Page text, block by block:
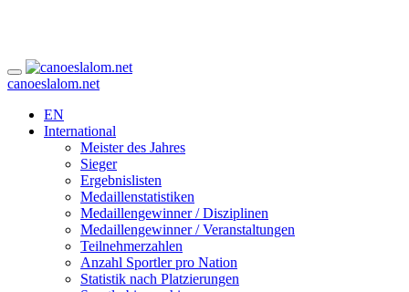
canoeslalom.net
EN
International
Meister des Jahres
Sieger
Ergebnislisten
Medaillenstatistiken
Medaillengewinner / Disziplinen
Medaillengewinner / Veranstaltungen
Teilnehmerzahlen
Anzahl Sportler pro Nation
Statistik nach Platzierungen